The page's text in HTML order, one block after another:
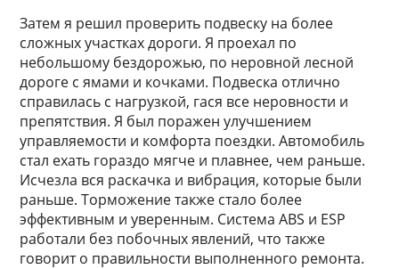
Затем я решил проверить подвеску на более
сложных участках дороги. Я проехал по
небольшому бездорожью, по неровной лесной
дороге с ямами и кочками. Подвеска отлично
справилась с нагрузкой, гася все неровности и
препятствия. Я был поражен улучшением
управляемости и комфорта поездки. Автомобиль
стал ехать гораздо мягче и плавнее, чем раньше.
Исчезла вся раскачка и вибрация, которые были
раньше. Торможение также стало более
эффективным и уверенным. Система ABS и ESP
работали без побочных явлений, что также
говорит о правильности выполненного ремонта.